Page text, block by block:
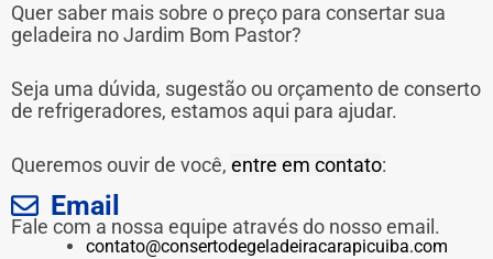
Quer saber mais sobre o preço para consertar sua
geladeira no Jardim Bom Pastor?
Seja uma dúvida, sugestão ou orçamento de conserto
de refrigeradores, estamos aqui para ajudar.
Queremos ouvir de você, entre em contato:
Email
Fale com a nossa equipe através do nosso email.
contato@consertodegeladeiracarapicuiba.com